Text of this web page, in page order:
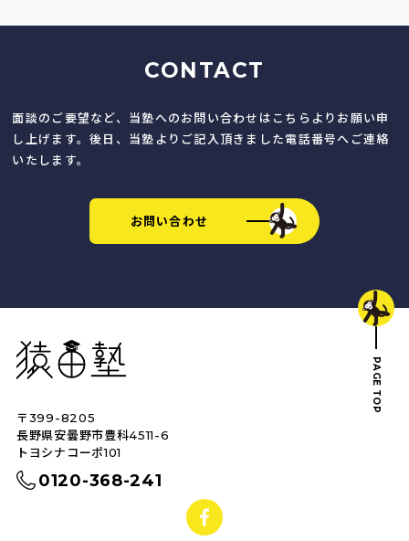
CONTACT
面談のご要望など、当塾へのお問い合わせはこちらよりお願い申
し上げます。後日、当塾よりご記入頂きました電話番号へご連絡
いたします。
お問い合わせ
PAGE TOP
猿田塾
〒399-8205
長野県安曇野市豊科4511-6
トヨシナコーポ101
0120-368-241
facebook